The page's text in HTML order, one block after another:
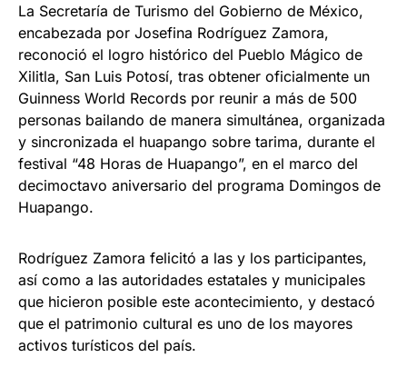
La Secretaría de Turismo del Gobierno de México,
encabezada por Josefina Rodríguez Zamora,
reconoció el logro histórico del Pueblo Mágico de
Xilitla, San Luis Potosí, tras obtener oficialmente un
Guinness World Records por reunir a más de 500
personas bailando de manera simultánea, organizada
y sincronizada el huapango sobre tarima, durante el
festival “48 Horas de Huapango”, en el marco del
decimoctavo aniversario del programa Domingos de
Huapango.
Rodríguez Zamora felicitó a las y los participantes,
así como a las autoridades estatales y municipales
que hicieron posible este acontecimiento, y destacó
que el patrimonio cultural es uno de los mayores
activos turísticos del país.